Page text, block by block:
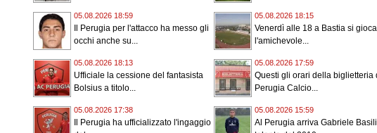
05.08.2026 18:59
Il Perugia per l'attacco ha messo gli
occhi anche su...
05.08.2026 18:15
Venerdì alle 18 a Bastia si gioca
l'amichevole...
05.08.2026 18:13
Ufficiale la cessione del fantasista
Bolsius a titolo...
05.08.2026 17:59
Questi gli orari della biglietteria
Perugia Calcio...
05.08.2026 17:38
Il Perugia ha ufficializzato l'ingaggio
05.08.2026 15:59
Al Perugia arriva Gabriele